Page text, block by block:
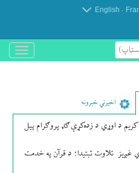
.
English
باز
و
اخیرني خبرونه
د اوړي د زده‌کړې ګډ پروګرام پیل
غږیز تلاوت ثبتیدا؛ د قرآن په خدمت